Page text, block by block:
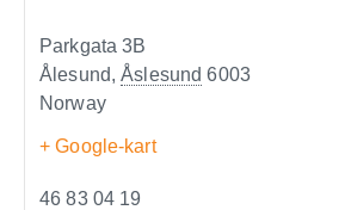
Parkgata 3B
Ålesund, Åslesund 6003
Norway
+ Google-kart
46 83 04 19